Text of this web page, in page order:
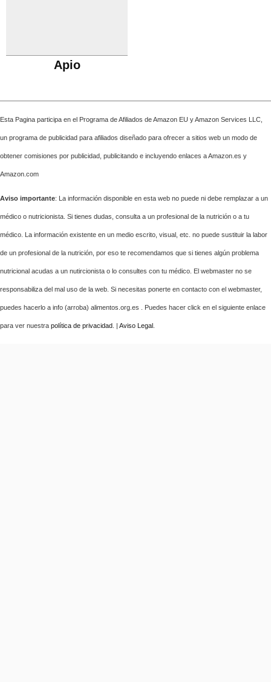
Apio
Esta Pagina participa en el Programa de Afiliados de Amazon EU y Amazon Services LLC,
un programa de publicidad para afiliados diseñado para ofrecer a sitios web un modo de
obtener comisiones por publicidad, publicitando e incluyendo enlaces a Amazon.es y
Amazon.com
Aviso importante: La información disponible en esta web no puede ni debe remplazar a un
médico o nutricionista. Si tienes dudas, consulta a un profesional de la nutrición o a tu
médico. La información existente en un medio escrito, visual, etc. no puede sustituir la labor
de un profesional de la nutrición, por eso te recomendamos que si tienes algún problema
nutricional acudas a un nutircionista o lo consultes con tu médico. El webmaster no se
responsabiliza del mal uso de la web. Si necesitas ponerte en contacto con el webmaster,
puedes hacerlo a info (arroba) alimentos.org.es . Puedes hacer click en el siguiente enlace
para ver nuestra política de privacidad . | Aviso Legal